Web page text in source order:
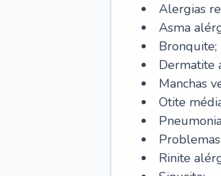
Alergias
Asma
Bronquite;
Dermatite
Manchas
Otite
Rinite